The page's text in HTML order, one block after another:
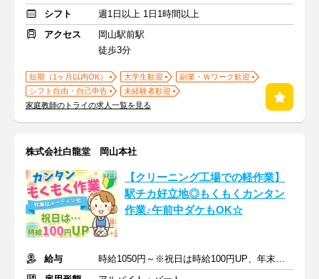
シフト
週1日以上 1日1時間以上
アクセス
岡山駅前駅
徒歩3分
短期（1ヶ月以内OK） 大学生歓迎
副業・Ｗワーク歓迎
シフト自由・自己申告
未経験者歓迎
家庭教師のトライの求人一覧を見る
株式会社白龍堂 岡山本社
【クリーニング工場での軽作業】
駅チカ好立地◎もくもくカンタン
作業♪午前中ダケもOK☆
給与
時給1050円～※祝日は時給100円UP、年末年始・お盆は時給300円UP